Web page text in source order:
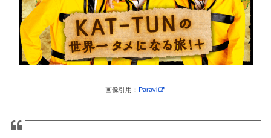
画像引用： Paravi